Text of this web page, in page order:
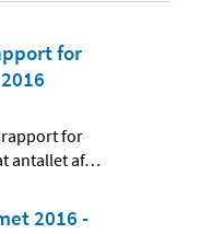
for
for
antallet af…
2016 -